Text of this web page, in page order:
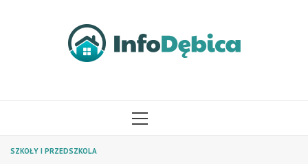
MENU
SZKOŁY I PRZEDSZKOLA